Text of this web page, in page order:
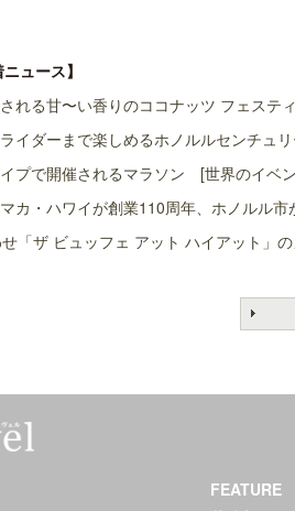
ュース】
れる甘〜い香りのココナッツ フェス
イダーまで楽しめるホノルルセンチ
プで開催されるマラソン [世界のイベ
カ・ハワイが創業110周年、ホノルル
「ザ ビュッフェ アット ハイアット」
FEATURE